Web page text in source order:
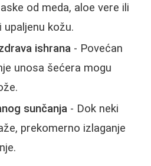
od meda, aloe vere ili
kožu.
ishrana - Povećan
unosa šećera mogu
sunčanja - Dok neki
prekomerno izlaganje